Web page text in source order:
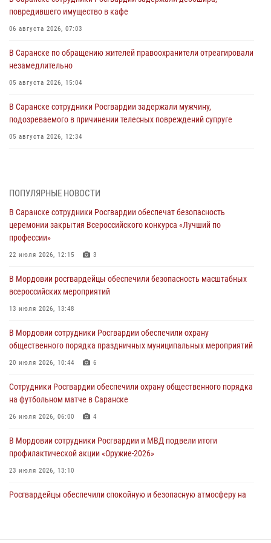
повредившего имущество в кафе
06 августа 2026, 07:03
В Саранске по обращению жителей правоохранители отреагировали
незамедлительно
05 августа 2026, 15:04
В Саранске сотрудники Росгвардии задержали мужчину,
подозреваемого в причинении телесных повреждений супруге
05 августа 2026, 12:34
05 августа 2026, 09:04 4
Помощь из Мордовии защитникам Отечества: центр лицензионно-
разрешительной работы передал очередную партию вооружения в
зону СВО
04 августа 2026, 11:13
Сотрудники Росгвардии Мордовии стали призерами
республиканских соревнований по служебному шестиборью
04 августа 2026, 08:27
В Саранске росгвардейцы пресекли нарушение правопорядка:
«отдых» на лавочке закончился в отделе полиции
04 августа 2026, 07:06
В Саранске сотрудники Росгвардии задержали гражданина за
нанесение побоев
03 августа 2026, 08:58
ПОПУЛЯРНЫЕ НОВОСТИ
В Саранске сотрудники Росгвардии обеспечат безопасность
церемонии закрытия Всероссийского конкурса «Лучший по
профессии»
22 июля 2026, 12:15 3
В Мордовии росгвардейцы обеспечили безопасность масштабных
всероссийских мероприятий
13 июля 2026, 13:48
В Мордовии сотрудники Росгвардии обеспечили охрану
общественного порядка праздничных муниципальных мероприятий
20 июля 2026, 10:44 6
Сотрудники Росгвардии обеспечили охрану общественного порядка
на футбольном матче в Саранске
26 июля 2026, 06:00 4
В Мордовии сотрудники Росгвардии и МВД подвели итоги
профилактической акции «Оружие‑2026»
23 июля 2026, 13:10
Росгвардейцы обеспечили спокойную и безопасную атмосферу на